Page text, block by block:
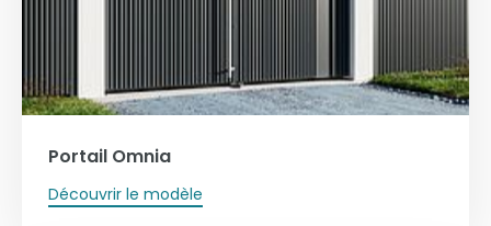
Portail Omnia
Découvrir le modèle